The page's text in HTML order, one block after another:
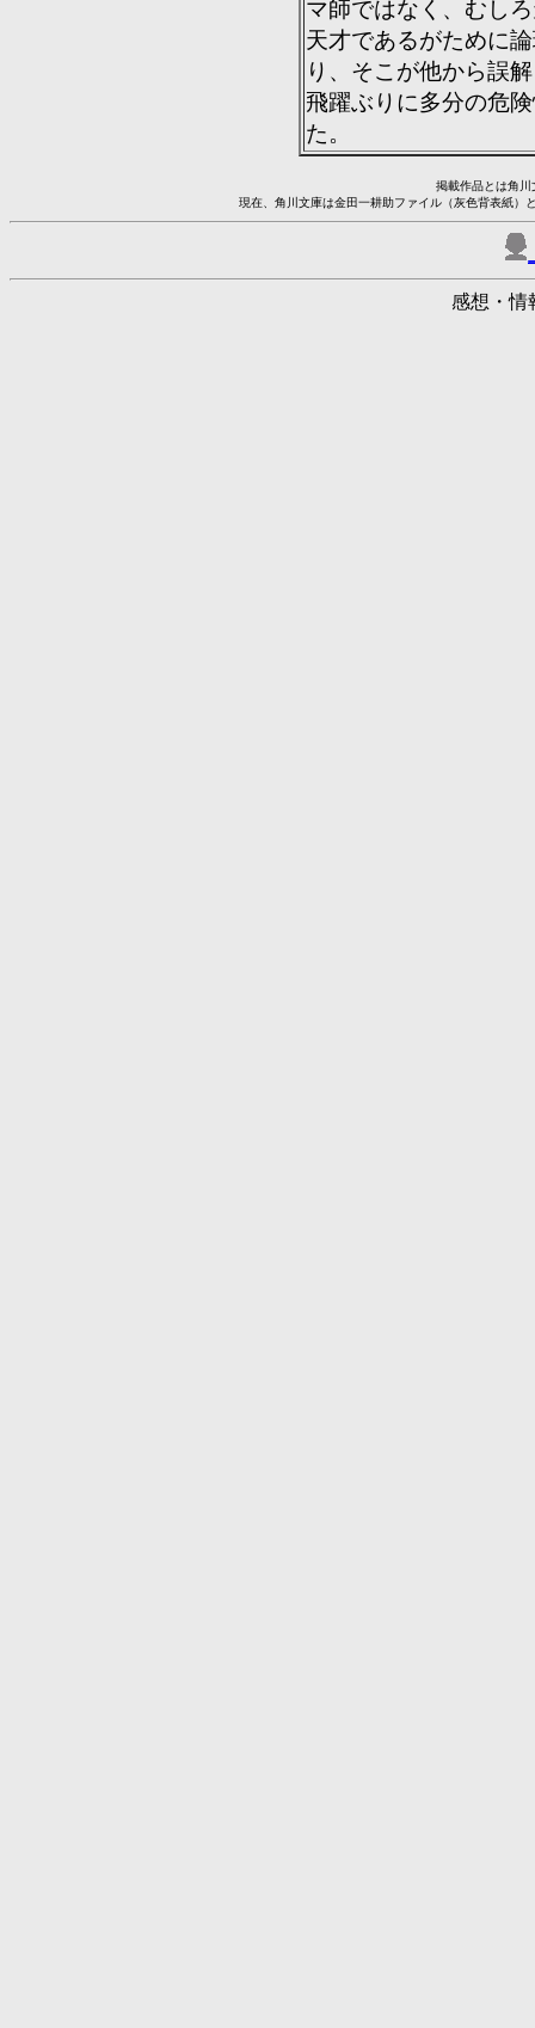
マ師ではなく、むし
天才であるがために
り、そこが他から誤
飛躍ぶりに多分の危
た。
掲載作品とは角
現在、角川文庫は金田一耕助ファイル（灰色背表紙）
感想・情